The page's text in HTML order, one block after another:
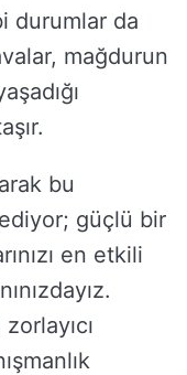
durumlar da
mağdurun
bu
güçlü bir
en etkili